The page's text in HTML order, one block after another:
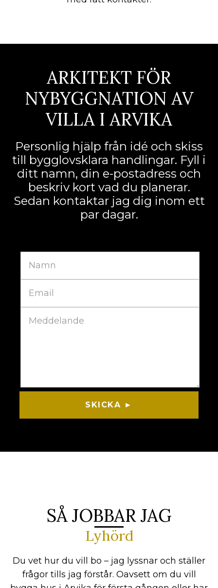
ARKITEKT FÖR
NYBYGGNATION AV
VILLA I ARVIKA
Personlig hjälp från idé och skiss
till bygglovsklara handlingar. Fyll i
ditt namn, din e-postadress och
beskriv kort vad du planerar.
Sedan kontaktar jag dig inom ett
par dagar.
SKICKA ►
SÅ JOBBAR JAG
Lyhörd
Du vet hur du vill bo – jag lyssnar och ställer
frågor tills jag förstår. Oavsett om du vill